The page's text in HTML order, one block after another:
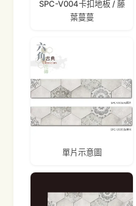
SPC-V004卡扣地板 / 藤
葉蔓蔓
單片示意圖